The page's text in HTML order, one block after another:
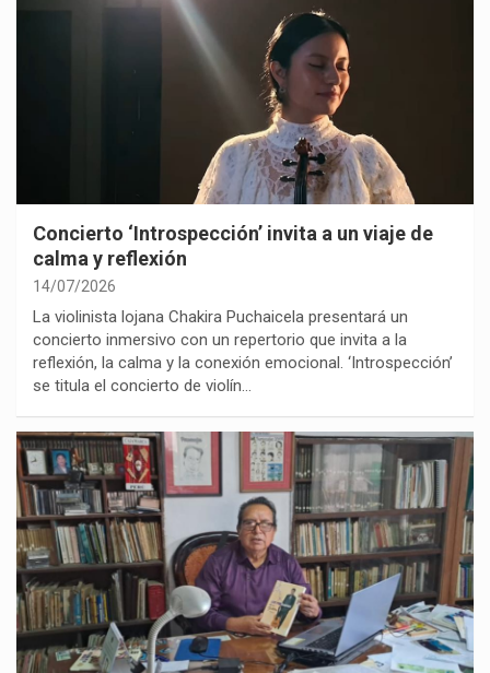
Concierto ‘Introspección’ invita a un viaje de
calma y reflexión
14/07/2026
La violinista lojana Chakira Puchaicela presentará un
concierto inmersivo con un repertorio que invita a la
reflexión, la calma y la conexión emocional. ‘Introspección’
se titula el concierto de violín…